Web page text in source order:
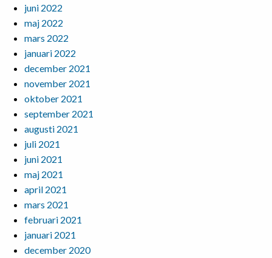
juni 2022
maj 2022
mars 2022
januari 2022
december 2021
november 2021
oktober 2021
september 2021
augusti 2021
juli 2021
juni 2021
maj 2021
april 2021
mars 2021
februari 2021
januari 2021
december 2020